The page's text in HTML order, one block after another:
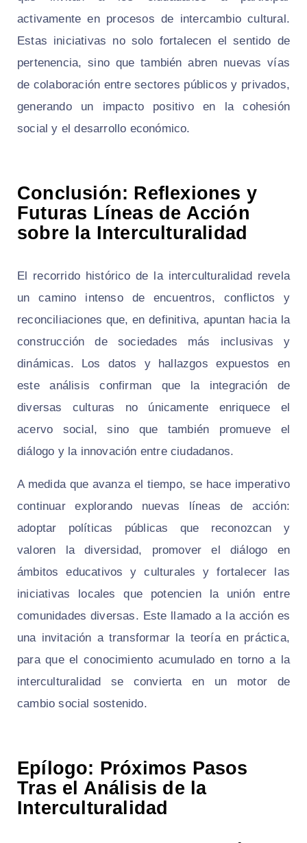
activamente en procesos de intercambio cultural.
Estas iniciativas no solo fortalecen el sentido de
pertenencia, sino que también abren nuevas vías
de colaboración entre sectores públicos y privados,
generando un impacto positivo en la cohesión
social y el desarrollo económico.
Conclusión: Reflexiones y
Futuras Líneas de Acción
sobre la Interculturalidad
El recorrido histórico de la interculturalidad revela
un camino intenso de encuentros, conflictos y
reconciliaciones que, en definitiva, apuntan hacia la
construcción de sociedades más inclusivas y
dinámicas. Los datos y hallazgos expuestos en
este análisis confirman que la integración de
diversas culturas no únicamente enriquece el
acervo social, sino que también promueve el
diálogo y la innovación entre ciudadanos.
A medida que avanza el tiempo, se hace imperativo
continuar explorando nuevas líneas de acción:
adoptar políticas públicas que reconozcan y
valoren la diversidad, promover el diálogo en
ámbitos educativos y culturales y fortalecer las
iniciativas locales que potencien la unión entre
comunidades diversas. Este llamado a la acción es
una invitación a transformar la teoría en práctica,
para que el conocimiento acumulado en torno a la
interculturalidad se convierta en un motor de
cambio social sostenido.
Epílogo: Próximos Pasos
Tras el Análisis de la
Interculturalidad